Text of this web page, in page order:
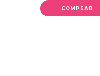
COMPRAR